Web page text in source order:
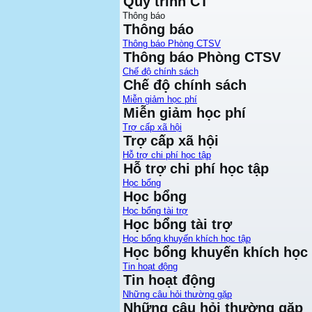
Thông báo
Thông báo
Thông báo Phòng CTSV
Thông báo Phòng CTSV
Chế độ chính sách
Chế độ chính sách
Miễn giảm học phí
Miễn giảm học phí
Trợ cấp xã hội
Trợ cấp xã hội
Hỗ trợ chi phí học tập
Hỗ trợ chi phí học tập
Học bổng
Học bổng
Học bổng tài trợ
Học bổng tài trợ
Học bổng khuyến khích học tập
Học bổng khuyến khích học
Tin hoạt động
Tin hoạt động
Những câu hỏi thường gặp
Những câu hỏi thường gặp